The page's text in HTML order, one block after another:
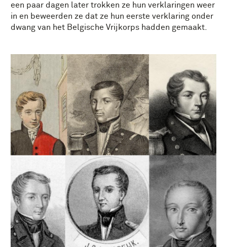
een paar dagen later trokken ze hun verklaringen weer
in en beweerden ze dat ze hun eerste verklaring onder
dwang van het Belgische Vrijkorps hadden gemaakt.